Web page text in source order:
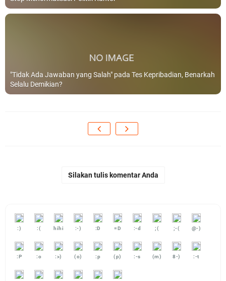
"Tidak Ada Jawaban yang Salah" pada Tes Kepribadian, Benarkah
Selalu Demikian?
Silakan tulis komentar Anda
:) :( hihi :-) :D =D :-d ;( ;-( @-)
:P :o :>) (o) :p (p) :-s (m) 8-) :-t